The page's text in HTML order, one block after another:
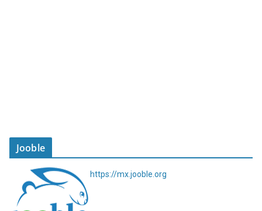
Jooble
https://mx.jooble.org